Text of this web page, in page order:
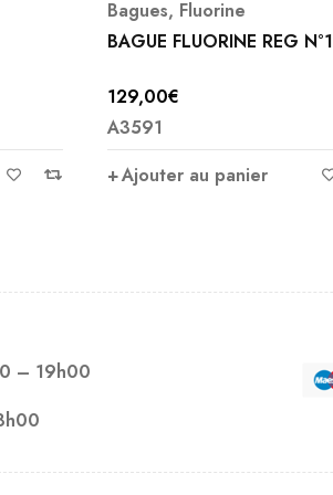
Bagues, Péridot ou Olivine
BAGUE PERIDOT T55
66,00€
A5181
Ajouter au panier
– 19h00